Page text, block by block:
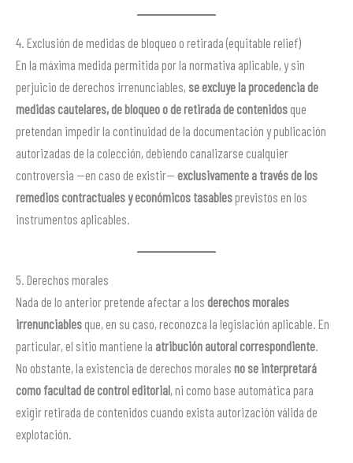
4. Exclusión de medidas de bloqueo o retirada (equitable relief)
En la máxima medida permitida por la normativa aplicable, y sin
perjuicio de derechos irrenunciables, se excluye la procedencia de
medidas cautelares, de bloqueo o de retirada de contenidosque
pretendan impedir la continuidad de la documentación y publicación
autorizadas de la colección, debiendo canalizarse cualquier
controversia —en caso de existir— exclusivamente a través de los
remedios contractuales y económicos tasablesprevistos en los
instrumentos aplicables.
5. Derechos morales
Nada de lo anterior pretende afectar a los derechos morales
irrenunciablesque, en su caso, reconozca la legislación aplicable. En
particular, el sitio mantiene la atribución autoral correspondiente.
No obstante, la existencia de derechos morales no se interpretará
como facultad de control editorial, ni como base automática para
exigir retirada de contenidos cuando exista autorización válida de
explotación.